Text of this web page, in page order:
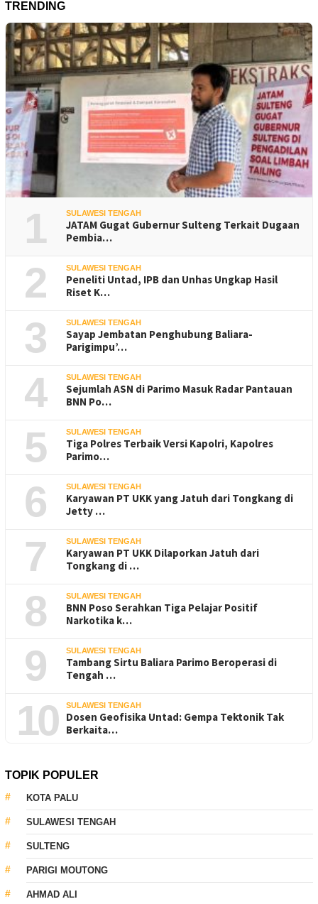
TRENDING
1 SULAWESI TENGAH
JATAM Gugat Gubernur Sulteng Terkait Dugaan
Pembia…
2 SULAWESI TENGAH
Peneliti Untad, IPB dan Unhas Ungkap Hasil
Riset K…
3 SULAWESI TENGAH
Sayap Jembatan Penghubung Baliara-
Parigimpu’…
4 SULAWESI TENGAH
Sejumlah ASN di Parimo Masuk Radar Pantauan
BNN Po…
5 SULAWESI TENGAH
Tiga Polres Terbaik Versi Kapolri, Kapolres
Parimo…
6 SULAWESI TENGAH
Karyawan PT UKK yang Jatuh dari Tongkang di
Jetty …
7 SULAWESI TENGAH
Karyawan PT UKK Dilaporkan Jatuh dari
Tongkang di …
8 SULAWESI TENGAH
BNN Poso Serahkan Tiga Pelajar Positif
Narkotika k…
9 SULAWESI TENGAH
Tambang Sirtu Baliara Parimo Beroperasi di
Tengah …
10 SULAWESI TENGAH
Dosen Geofisika Untad: Gempa Tektonik Tak
Berkaita…
TOPIK POPULER
KOTA PALU
SULAWESI TENGAH
SULTENG
PARIGI MOUTONG
AHMAD ALI